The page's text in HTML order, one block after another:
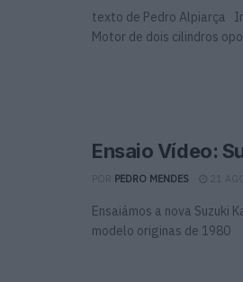
texto de Pedro Alpiarça
Motor de dois cilindros
Ensaio Vídeo:
PEDRO MENDES 21
Ensaiámos a nova Suzuki
modelo originas de 1980